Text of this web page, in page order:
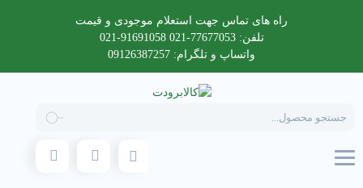
راه های تماس جهت استعلام موجودی و قیمت
تلفن: 77677053-021 91691058-021
واتساپ و تلگرام: 09126387257
search